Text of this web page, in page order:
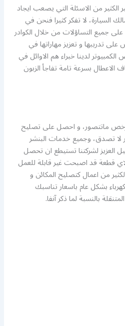
من الاسئلة التي يصعب ايجاد
السيارة، لا تفكر كثيرا فنحن في
على جميع التساؤلات من خلال الكوادر
تدريبها و تعزيز مهاراتها في
لدينا خبراء هم الاوائل في
الاعطال بسرعة تامة تفاجأ الزبون
ماتتصور، و احصل على تصليح
لا تصدق، وجميع خدمات البنشر
العزيز لشركتنا تستيطع ان تحصل
قطعة قد اصبحت غير قابلة للعمل
من اعمال كتصليح المكائن و
بشكل عام باسعار تناسبك
بالنسبة لما ذكر آنفا.